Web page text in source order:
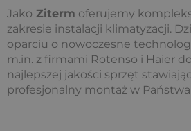
Jako Ziterm oferujemy
zakresie instalacji klimatyzacji.
oparciu o nowoczesne
m.in. z firmami Rotenso i Haier
najlepszej jakości sprzęt
profesjonalny montaż w